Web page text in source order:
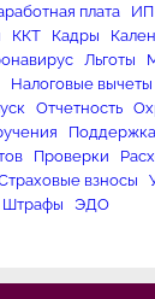
плата
ИП
ККТ Кадры
Льготы
Налоговые вычеты
Отчетность
Проверки
взносы
Штрафы ЭДО